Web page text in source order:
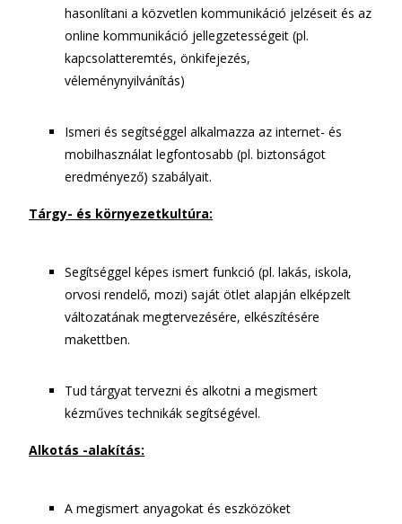
hasonlítani a közvetlen kommunikáció jelzéseit és az
online kommunikáció jellegzetességeit (pl.
kapcsolatteremtés, önkifejezés,
véleménynyilvánítás)
Ismeri és segítséggel alkalmazza az internet- és
mobilhasználat legfontosabb (pl. biztonságot
eredményező) szabályait.
Tárgy- és környezetkultúra:
Segítséggel képes ismert funkció (pl. lakás, iskola,
orvosi rendelő, mozi) saját ötlet alapján elképzelt
változatának megtervezésére, elkészítésére
makettben.
Tud tárgyat tervezni és alkotni a megismert
kézműves technikák segítségével.
Alkotás -alakítás:
A megismert anyagokat és eszközöket